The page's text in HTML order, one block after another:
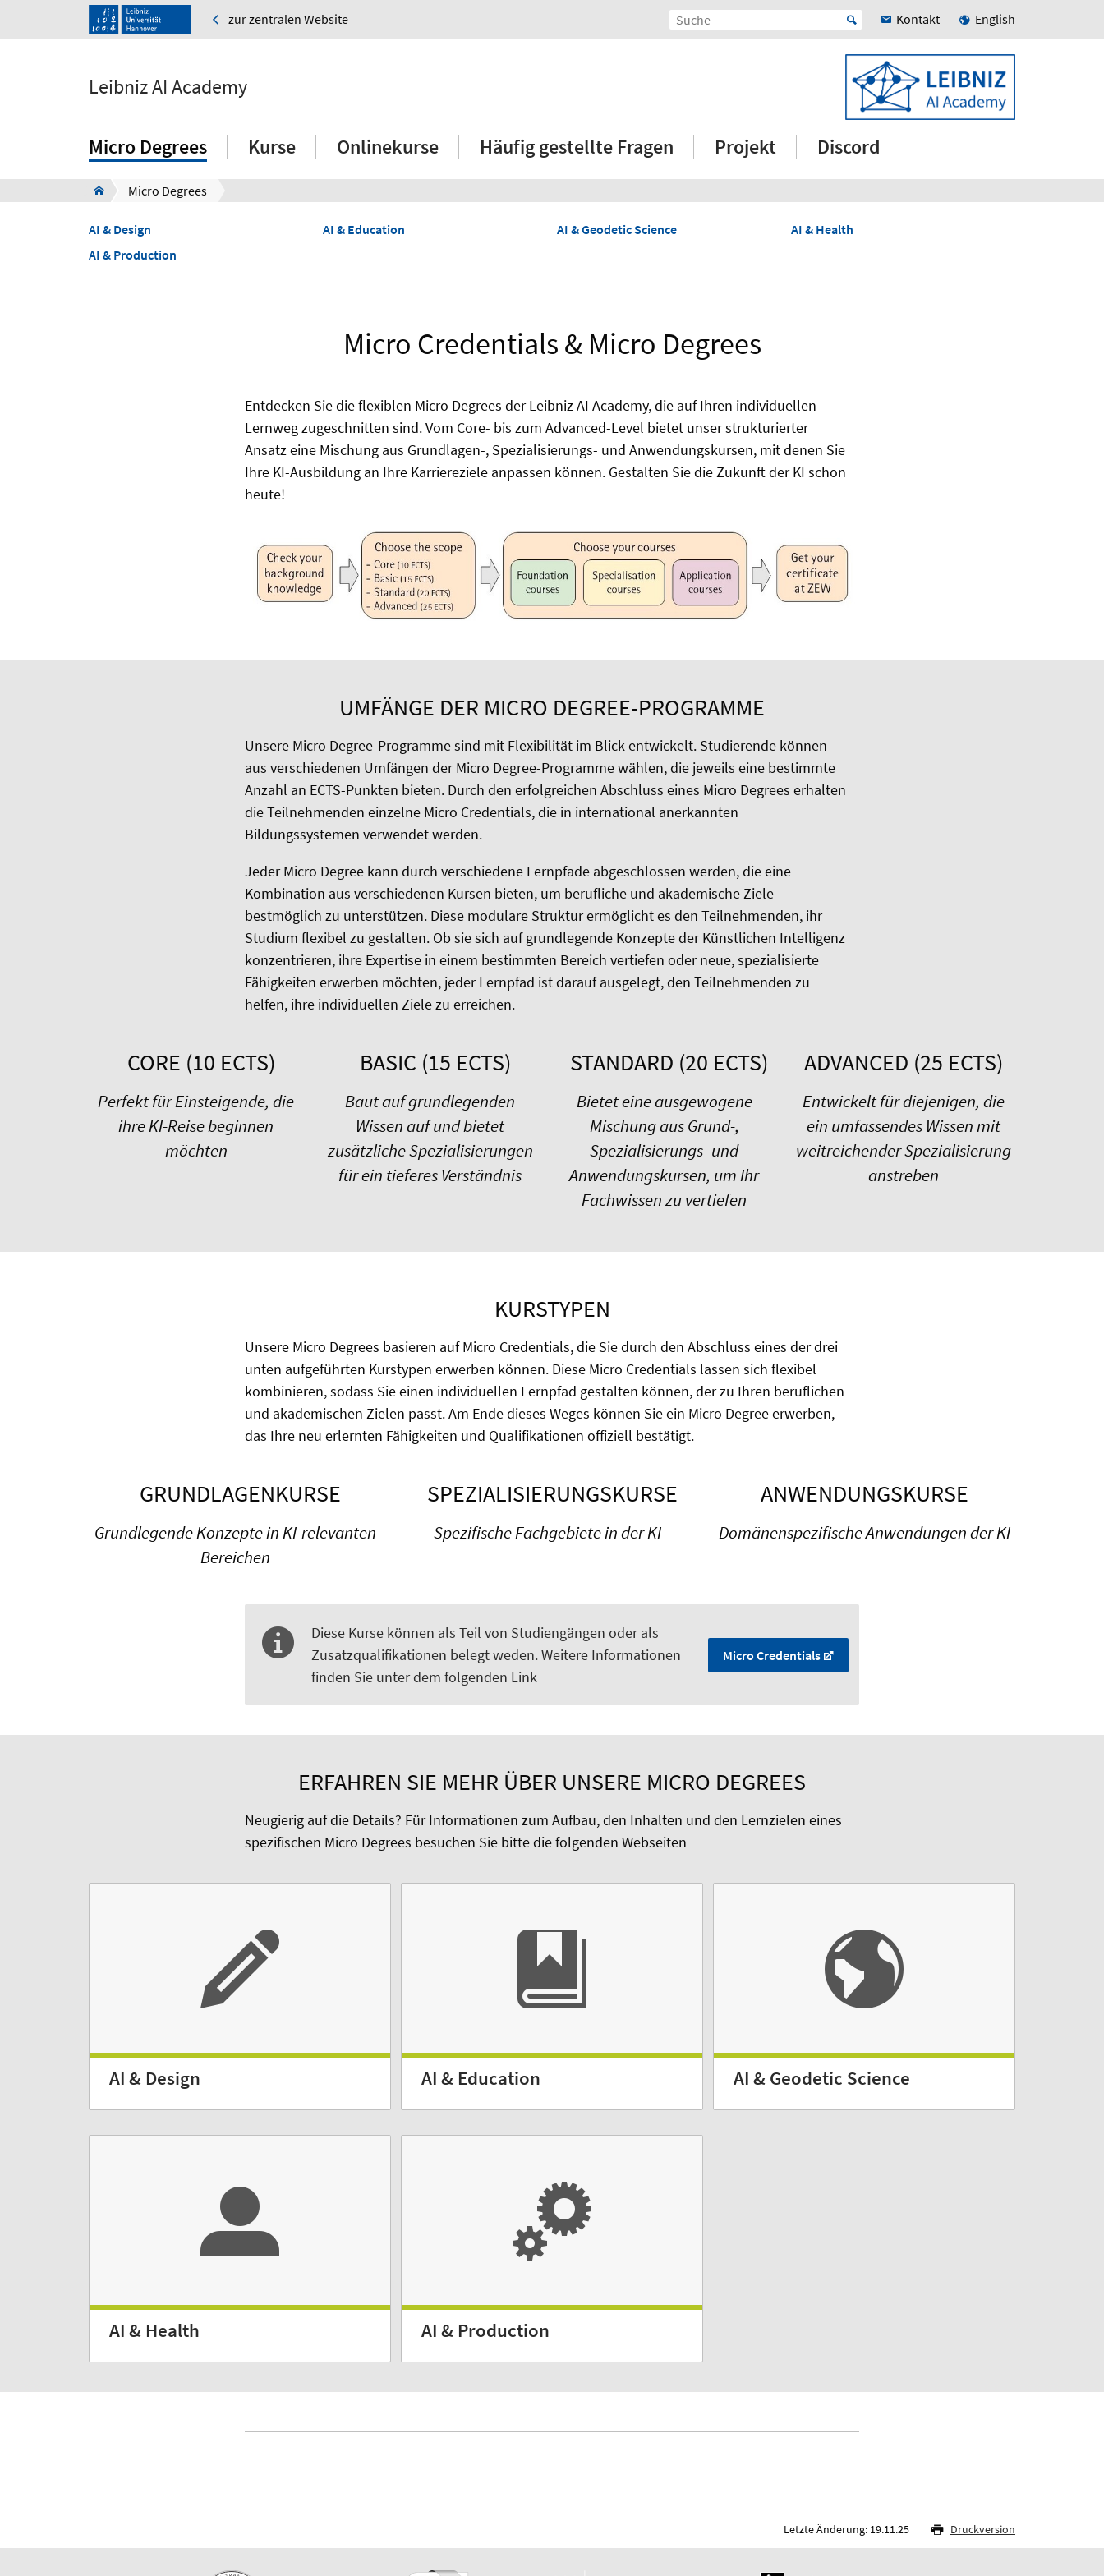
zur zentralen Website Kontakt English
Leibniz AI Academy
Micro Degrees Kurse Onlinekurse Häufig gestellte Fragen Projekt Discord
Micro Degrees
AI & Design
AI & Production
AI & Education AI & Geodetic Science AI & Health
Micro Credentials & Micro Degrees
Entdecken Sie die flexiblen Micro Degrees der Leibniz AI Academy, die auf Ihren individuellen
Lernweg zugeschnitten sind. Vom Core- bis zum Advanced-Level bietet unser strukturierter
Ansatz eine Mischung aus Grundlagen-, Spezialisierungs- und Anwendungskursen, mit denen Sie
Ihre KI-Ausbildung an Ihre Karriereziele anpassen können. Gestalten Sie die Zukunft der KI schon
heute!
UMFÄNGE DER MICRO DEGREE-PROGRAMME
Unsere Micro Degree-Programme sind mit Flexibilität im Blick entwickelt. Studierende können
aus verschiedenen Umfängen der Micro Degree-Programme wählen, die jeweils eine bestimmte
Anzahl an ECTS-Punkten bieten. Durch den erfolgreichen Abschluss eines Micro Degrees erhalten
die Teilnehmenden einzelne Micro Credentials, die in international anerkannten
Bildungssystemen verwendet werden.
Jeder Micro Degree kann durch verschiedene Lernpfade abgeschlossen werden, die eine
Kombination aus verschiedenen Kursen bieten, um berufliche und akademische Ziele
bestmöglich zu unterstützen. Diese modulare Struktur ermöglicht es den Teilnehmenden, ihr
Studium flexibel zu gestalten. Ob sie sich auf grundlegende Konzepte der Künstlichen Intelligenz
konzentrieren, ihre Expertise in einem bestimmten Bereich vertiefen oder neue, spezialisierte
Fähigkeiten erwerben möchten, jeder Lernpfad ist darauf ausgelegt, den Teilnehmenden zu
helfen, ihre individuellen Ziele zu erreichen.
CORE (10 ECTS)
Perfekt für Einsteigende, die
ihre KI-Reise beginnen
möchten
BASIC (15 ECTS)
Baut auf grundlegenden
Wissen auf und bietet
zusätzliche Spezialisierungen
für ein tieferes Verständnis
STANDARD (20 ECTS)
Bietet eine ausgewogene
Mischung aus Grund-,
Spezialisierungs- und
Anwendungskursen, um Ihr
Fachwissen zu vertiefen
ADVANCED (25 ECTS)
Entwickelt für diejenigen, die
ein umfassendes Wissen mit
weitreichender Spezialisierung
anstreben
KURSTYPEN
Unsere Micro Degrees basieren auf Micro Credentials, die Sie durch den Abschluss eines der drei
unten aufgeführten Kurstypen erwerben können. Diese Micro Credentials lassen sich flexibel
kombinieren, sodass Sie einen individuellen Lernpfad gestalten können, der zu Ihren beruflichen
und akademischen Zielen passt. Am Ende dieses Weges können Sie ein Micro Degree erwerben,
das Ihre neu erlernten Fähigkeiten und Qualifikationen offiziell bestätigt.
GRUNDLAGENKURSE
Grundlegende Konzepte in KI-relevanten
Bereichen
SPEZIALISIERUNGSKURSE
Spezifische Fachgebiete in der KI
ANWENDUNGSKURSE
Domänenspezifische Anwendungen der KI
Diese Kurse können als Teil von Studiengängen oder als
Zusatzqualifikationen belegt weden. Weitere Informationen
finden Sie unter dem folgenden Link
Micro Credentials
ERFAHREN SIE MEHR ÜBER UNSERE MICRO DEGREES
Neugierig auf die Details? Für Informationen zum Aufbau, den Inhalten und den Lernzielen eines
spezifischen Micro Degrees besuchen Sie bitte die folgenden Webseiten
AI & Design AI & Education AI & Geodetic Science
AI & Health AI & Production
Letzte Änderung: 19.11.25 Druckversion